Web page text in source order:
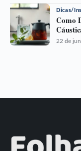
Dicas/
Como
22 de jun